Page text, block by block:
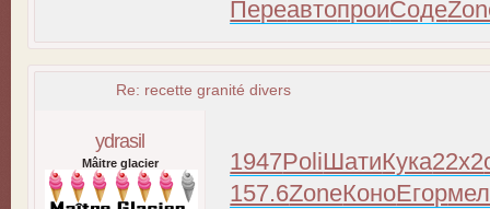
ПереавтопроиСоде
Re: recette granité divers
ydrasil
Mâitre glacier 1947PoliШатиКука22x2
157.6ZoneКоноЕгор